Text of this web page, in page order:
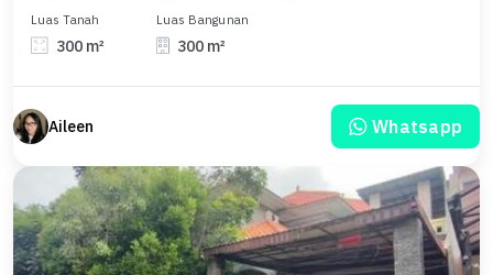
Luas Tanah
300 m²
Luas Bangunan
300 m²
Aileen Whatsapp